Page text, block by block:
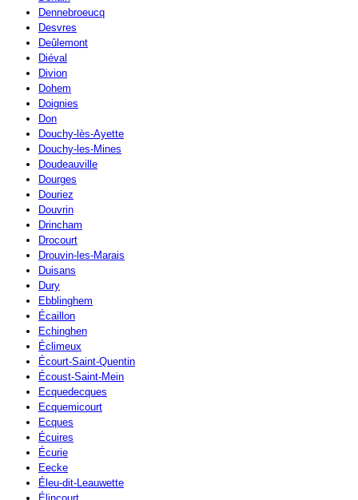
Dennebroeucq
Desvres
Deûlemont
Diéval
Divion
Dohem
Doignies
Don
Douchy-lès-Ayette
Douchy-les-Mines
Doudeauville
Dourges
Douriez
Douvrin
Drincham
Drocourt
Drouvin-les-Marais
Duisans
Dury
Ebblinghem
Écaillon
Echinghen
Éclimeux
Écourt-Saint-Quentin
Écoust-Saint-Mein
Ecquedecques
Ecquemicourt
Ecques
Écuires
Écurie
Eecke
Éleu-dit-Leauwette